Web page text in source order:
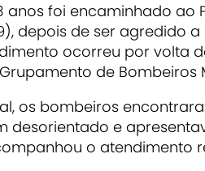
anos foi encaminhado ao
depois de ser agredido
ocorreu por volta
de Bombeiros
os bombeiros
desorientado e
o atendimento